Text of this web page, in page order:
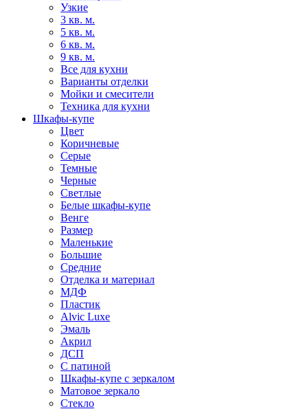
Узкие
3 кв. м.
5 кв. м.
6 кв. м.
9 кв. м.
Все для кухни
Варианты отделки
Мойки и смесители
Техника для кухни
Шкафы-купе
Цвет
Коричневые
Серые
Темные
Черные
Светлые
Белые шкафы-купе
Венге
Размер
Маленькие
Большие
Средние
Отделка и материал
МДФ
Пластик
Alvic Luxe
Эмаль
Акрил
ДСП
С патиной
Шкафы-купе с зеркалом
Матовое зеркало
Стекло